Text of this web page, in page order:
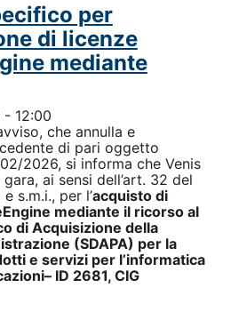
per
di licenze
mediante
12:00
che annulla e
di pari oggetto
2026, si informa che Venis
ai sensi dell’art. 32 del
s.m.i., per l’acquisto di
mediante il ricorso al
di Acquisizione della
(SDAPA) per la
e servizi per l’informatica
ID 2681, CIG